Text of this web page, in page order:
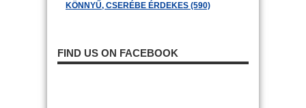
KÖNNYŰ, CSERÉBE ÉRDEKES (590)
FIND US ON FACEBOOK